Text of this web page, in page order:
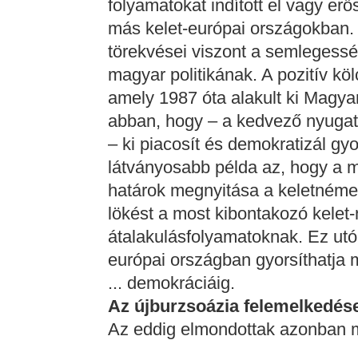
folyamatokat indított el vagy
más kelet-európai
törekvései viszont a
magyar politikának. A pozitív
amely 1987 óta alakult ki
abban, hogy – a kedvező
– ki piacosít és demokratizál
látványosabb példa az, hogy a
határok megnyitása a
lökést a most kibontakozó
átalakulásfolyamatoknak. Ez
európai országban gyorsíthatja
... demokráciáig.
Az újburzsoázia
Az eddig elmondottak azonban